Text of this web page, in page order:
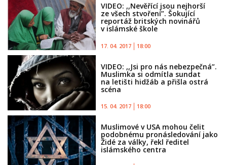
VIDEO: ,,Nevěřící jsou nejhorší
ze všech stvoření”. Šokující
reportáž britských novinářů
v islámské škole
17. 04. 2017 18:00
VIDEO: ,,Jsi pro nás nebezpečná”.
Muslimka si odmítla sundat
na letišti hidžáb a přišla ostrá
scéna
15. 04. 2017 18:00
Muslimové v USA mohou čelit
podobnému pronásledování jako
Židé za války, řekl ředitel
islámského centra